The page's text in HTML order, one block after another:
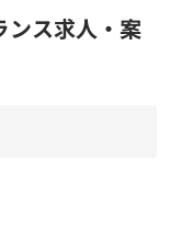
ンス求人・案